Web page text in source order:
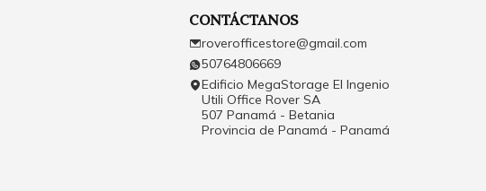
CONTÁCTANOS
roverofficestore@gmail.com
50764806669
Edificio MegaStorage El Ingenio
Utili Office Rover SA
507 Panamá - Betania
Provincia de Panamá - Panamá